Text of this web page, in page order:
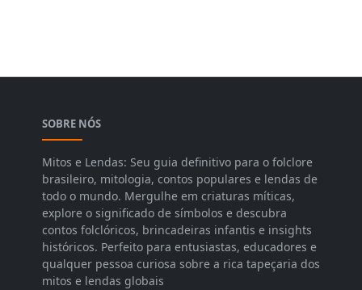
SOBRE NÓS
Mitos e Lendas: Seu guia definitivo para o folclore
brasileiro, mitologia, contos populares e lendas de
todo o mundo. Mergulhe em criaturas míticas,
explore o significado de símbolos e descubra
contos folclóricos, brincadeiras infantis e insights
históricos. Perfeito para entusiastas, educadores e
qualquer pessoa curiosa sobre a rica tapeçaria dos
mitos e lendas globais